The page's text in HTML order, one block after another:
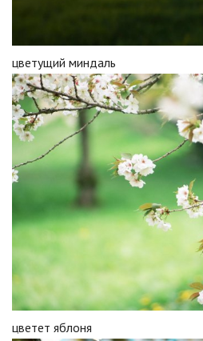
цветущий миндаль
цветет яблоня